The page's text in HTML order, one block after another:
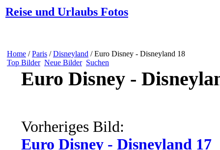
Reise und Urlaubs Fotos
Home /Paris /Disneyland / Euro Disney - Disneyland 18
Top Bilder Neue Bilder Suchen
Euro Disney -
Vorheriges Bild:
Euro Disney - Disneyland 17